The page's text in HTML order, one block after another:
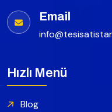
Email
Hızlı Menü
Blog